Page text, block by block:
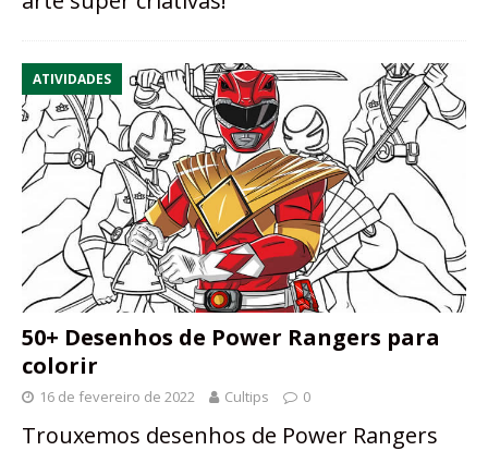
ATIVIDADES
50+ Desenhos de Power Rangers para
colorir
16 de fevereiro de 2022 Cultips 0
Trouxemos desenhos de Power Rangers